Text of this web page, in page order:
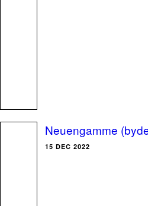
Neuengamme
15 DEC 2022